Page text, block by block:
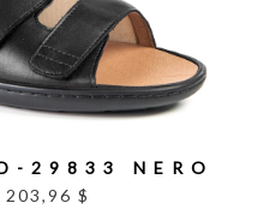
29833 NERO
203,96 $